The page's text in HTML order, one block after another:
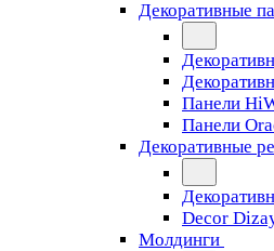
Декоративные
Панели
Панели
Декоративные
Decor
Молдинги